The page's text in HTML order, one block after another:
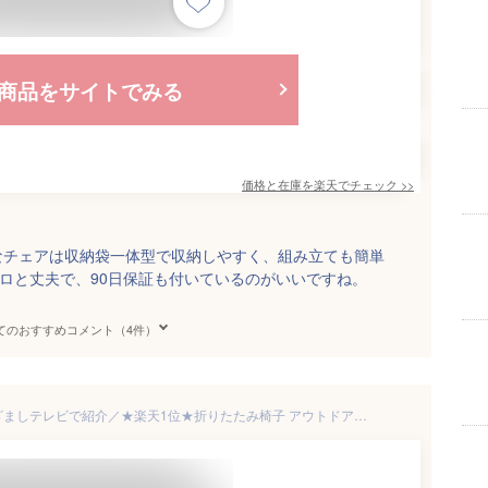
品をサイトでみる
価格と在庫を楽天でチェック >>
ェアは収納袋一体型で収納しやすく、組み立ても簡単
丈夫で、90日保証も付いているのがいいですね。
のおすすめコメント（4件）